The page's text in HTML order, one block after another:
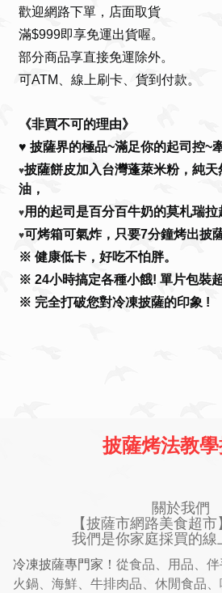
歡迎網路下單，店面取貨
滿$999即享免運出貨喔。
部分商品享直接免運除外。
可ATM、線上刷卡、貨到付款。
《非買不可的理由》
♥ 披薩界的極品~滿足你的起司控~
♥披薩餅皮加入台灣蓬萊米粉，純
油，
♥用的起司是百分百牛奶的莫札瑞拉
♥可烤箱可氣炸，只要7分鐘烤出披
※ 健康低卡，好吃不怕胖。
※ 24小時搞定各種小餓! 單片包裝
※ 完全打破您對冷凍披薩的印象 !
披薩烤法教學
關於我們
【披薩市網路美食超市
我們是你家庭採買的線
冷凍披薩專門家！ 從食品、用品、伴
火鍋、海鮮、牛排肉品、休閒食品